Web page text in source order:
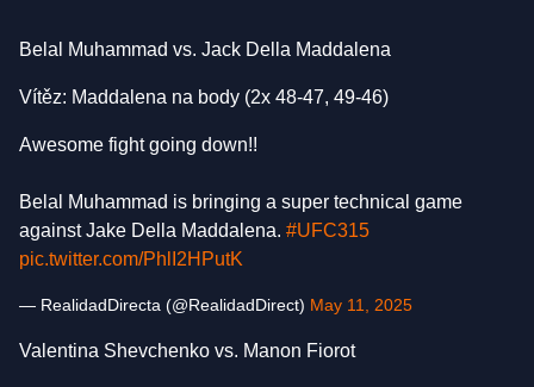
Belal Muhammad vs. Jack Della Maddalena
Vítěz: Maddalena na body (2x 48-47, 49-46)
Awesome fight going down!!
Belal Muhammad is bringing a super technical game
against Jake Della Maddalena. #UFC315
pic.twitter.com/PhlI2HPutK
— RealidadDirecta (@RealidadDirect) May 11, 2025
Valentina Shevchenko vs. Manon Fiorot